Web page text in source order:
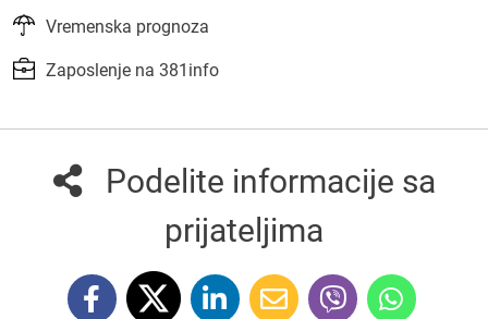
Vremenska prognoza
Zaposlenje na 381info
Podelite informacije sa
prijateljima